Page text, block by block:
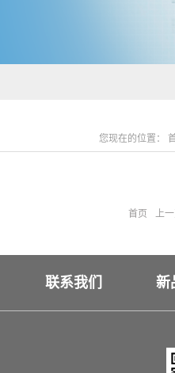
您现在的位置：
首页 上一
联系我们 新